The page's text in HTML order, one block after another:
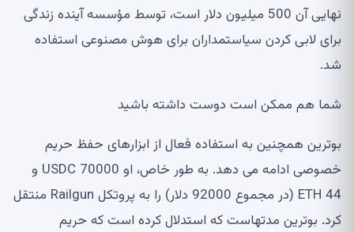
نهایی آن 500 میلیون دلار است، توسط مؤسسه آینده زندگی
برای لابی کردن سیاستمداران برای هوش مصنوعی استفاده
شد.
شما هم ممکن است دوست داشته باشید
بوترین همچنین به استفاده فعال از ابزارهای حفظ حریم
خصوصی ادامه می دهد. به طور خاص، او 70000 USDC و
44 ETH (در مجموع 92000 دلار) را به پروتکل Railgun منتقل
کرد. بوترین مدتهاست که استدلال کرده است که حریم